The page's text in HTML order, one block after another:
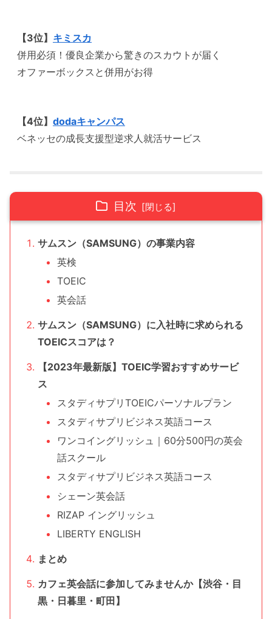
【3位】 キミスカ
併用必須！優良企業から驚きのスカウトが届く
オファーボックスと併用がお得
【4位】 dodaキャンパス
ベネッセの成長支援型逆求人就活サービス
目次
サムスン（SAMSUNG）の事業内容
英検
TOEIC
英会話
サムスン（SAMSUNG）に入社時に求められる
TOEICスコアは？
【2023年最新版】TOEIC学習おすすめサービ
ス
スタディサプリTOEICパーソナルプラン
スタディサプリビジネス英語コース
ワンコイングリッシュ｜60分500円の英会
話スクール
スタディサプリビジネス英語コース
シェーン英会話
RIZAP イングリッシュ
LIBERTY ENGLISH
まとめ
カフェ英会話に参加してみませんか【渋谷・目
黒・日暮里・町田】